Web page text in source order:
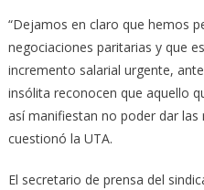
“Dejamos en claro que hemos
negociaciones paritarias y que
incremento salarial urgente,
insólita reconocen que aquello
así manifiestan no poder dar las
cuestionó la UTA.
El secretario de prensa del